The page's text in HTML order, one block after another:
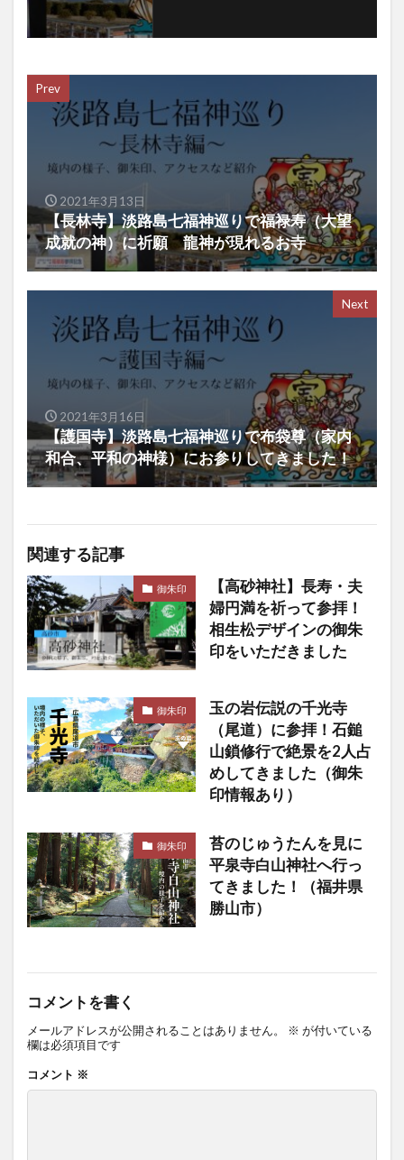
Prev
2021年3月13日
【長林寺】淡路島七福神巡りで福禄寿（大望
成就の神）に祈願 龍神が現れるお寺
Next
2021年3月16日
【護国寺】淡路島七福神巡りで布袋尊（家内
和合、平和の神様）にお参りしてきました！
関連する記事
御朱印
【高砂神社】長寿・夫
婦円満を祈って参拝！
相生松デザインの御朱
印をいただきました
御朱印
玉の岩伝説の千光寺
（尾道）に参拝！石鎚
山鎖修行で絶景を2人占
めしてきました（御朱
印情報あり）
御朱印
苔のじゅうたんを見に
平泉寺白山神社へ行っ
てきました！（福井県
勝山市）
コメントを書く
メールアドレスが公開されることはありません。 ※ が付いている
欄は必須項目です
コメント ※